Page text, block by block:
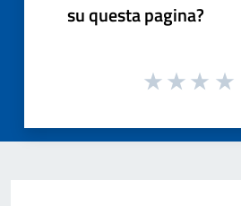
su questa pagina?